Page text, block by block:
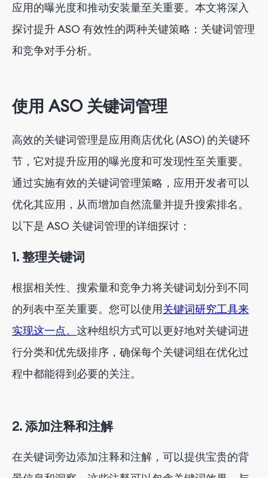
4. 本地化战略洞察
应用的曝光度和推动安装量至关重要。本文将深入
探讨提升 ASO 有效性的两种关键策略：关键词管理
和竞争对手分析。
使用 ASO 关键词管理
高效的关键词管理是应用商店优化 (ASO) 的关键环
节，它对提升应用的曝光度和可发现性至关重要。
通过实施有效的关键词管理策略，应用开发者可以
优化其应用，从而增加自然流量并提升搜索排名。
以下是 ASO 关键词管理的详细探讨：
1. 整理关键词
根据相关性、搜索量和竞争力将关键词划分到不同
的列表中至关重要。您可以使用关键词研究工具来
实现这一点。 这种组织方式可以更好地对关键词进
行分类和优先级排序，确保每个关键词组在优化过
程中都能得到必要的关注。
2. 添加注释和注解
在关键词旁边添加注释和注解，可以提供宝贵的背